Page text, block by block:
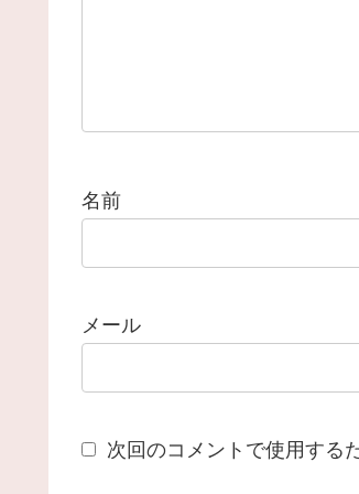
名前
メール
次回のコメントで使用する